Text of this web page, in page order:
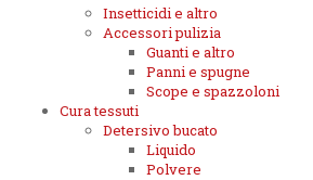
Insetticidi e altro
Accessori pulizia
Guanti e altro
Panni e spugne
Scope e spazzoloni
Cura tessuti
Detersivo bucato
Liquido
Polvere